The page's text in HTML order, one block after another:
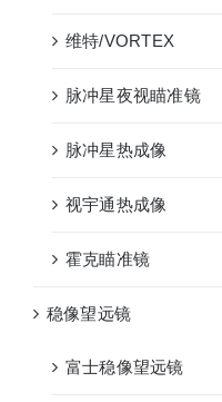
维特/VORTEX
脉冲星夜视瞄准镜
脉冲星热成像
视宇通热成像
霍克瞄准镜
稳像望远镜
富士稳像望远镜